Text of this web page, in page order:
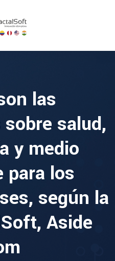
las
salud,
y medio
para los
según la
Aside